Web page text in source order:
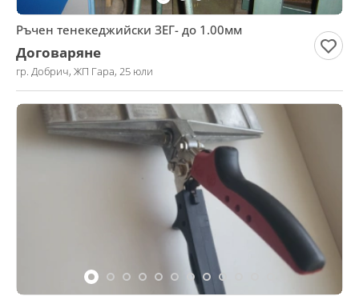
Ръчен тенекеджийски ЗЕГ- до 1.00мм
Договаряне
гр. Добрич, ЖП Гара, 25 юли